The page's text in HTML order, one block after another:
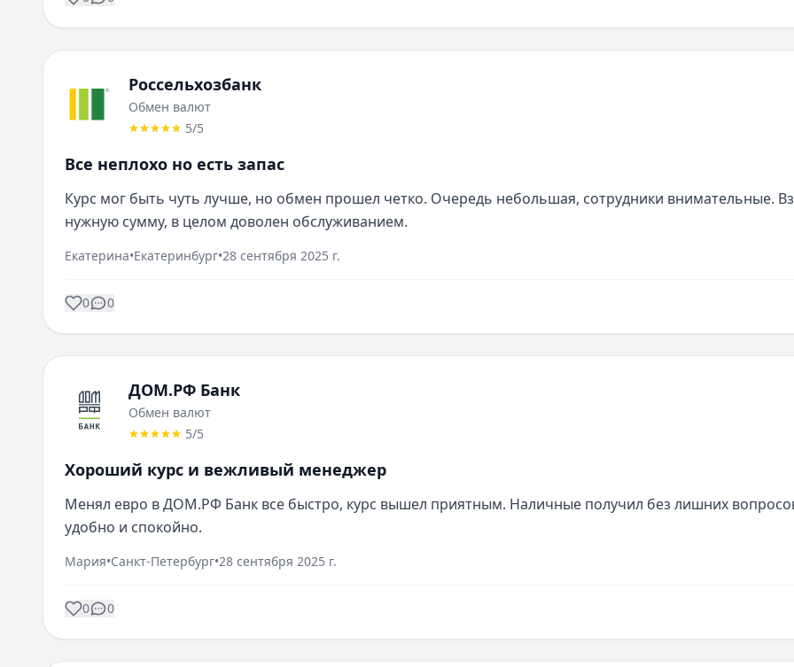
Россельхозбанк
Обмен валют
5/5
Все неплохо но есть запас
Курс мог быть чуть лучше, но обмен прошел четко. Очередь небольшая, сотрудники внимательные.
нужную сумму, в целом доволен обслуживанием.
Екатерина•Екатеринбург•28 сентября 2025 г.
0 0
ДОМ.РФ Банк
Обмен валют
5/5
Хороший курс и вежливый менеджер
Менял евро в ДОМ.РФ Банк все быстро, курс вышел приятным. Наличные получил без лишних
удобно и спокойно.
Мария•Санкт-Петербург•28 сентября 2025 г.
0 0